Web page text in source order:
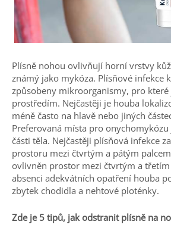
Plísně nohou ovlivňují horní vrstvy
známý jako mykóza. Plísňové infekce
způsobeny mikroorganismy, pro
prostředím. Nejčastěji je houba
méně často na hlavě nebo jiných
Preferovaná místa pro
části těla. Nejčastěji plísňová infekce
prostoru mezi čtvrtým a pátým
ovlivněn prostor mezi čtvrtým a
absenci adekvátních opatření houba
zbytek chodidla a nehtové ploténky.
Zde je 5 tipů, jak odstranit plísně na